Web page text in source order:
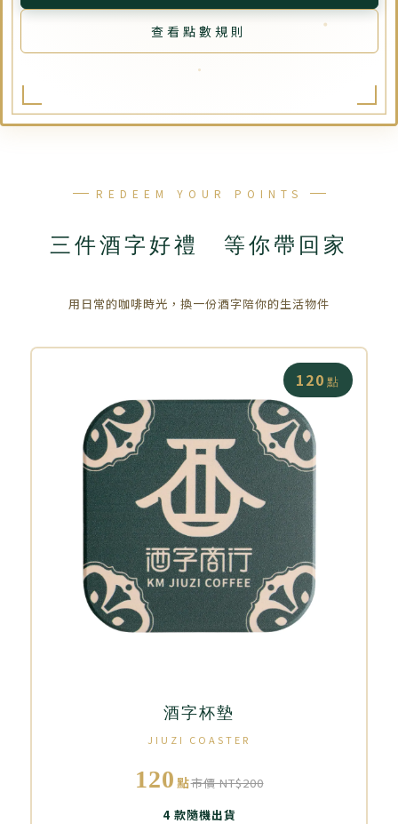
查看點數規則
REDEEM YOUR POINTS
三件酒字好禮 等你帶回家
用日常的咖啡時光，換一份酒字陪你的生活物件
120 點
酒字杯墊
JIUZI COASTER
120 點市價 NT$200
4 款隨機出貨